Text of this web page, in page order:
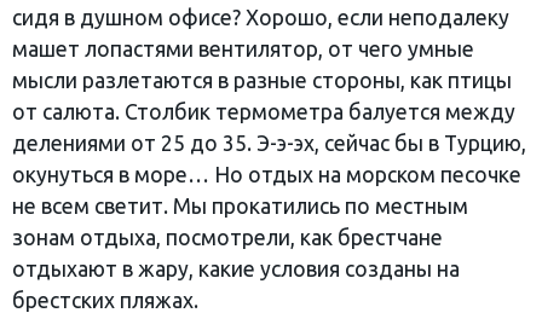
сидя в душном офисе? Хорошо, если неподалеку
машет лопастями вентилятор, от чего умные
мысли разлетаются в разные стороны, как птицы
от салюта. Столбик термометра балуется между
делениями от 25 до 35. Э-э-эх, сейчас бы в Турцию,
окунуться в море… Но отдых на морском песочке
не всем светит. Мы прокатились по местным
зонам отдыха, посмотрели, как брестчане
отдыхают в жару, какие условия созданы на
брестских пляжах.